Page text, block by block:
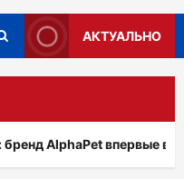
АКТУАЛЬНО
AlphaPet впервые в